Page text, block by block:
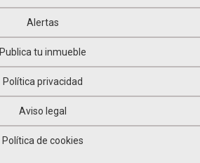
Alertas
Publica tu inmueble
Política privacidad
Aviso legal
Política de cookies